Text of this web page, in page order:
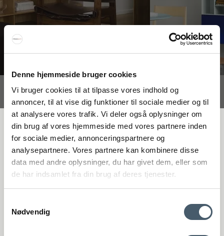
Denne hjemmeside bruger cookies
Vi bruger cookies til at tilpasse vores indhold og
annoncer, til at vise dig funktioner til sociale medier og til
at analysere vores trafik. Vi deler også oplysninger om
din brug af vores hjemmeside med vores partnere inden
for sociale medier, annonceringspartnere og
analysepartnere. Vores partnere kan kombinere disse
data med andre oplysninger, du har givet dem, eller som
de har indsamlet fra din brug af deres tjenester.
Nødvendig
Interiør A/S
Løsning
Højmarksvej 34
DK-8723 Løsning
(Google Maps)
Ry
Kyhnsvej 6
(Google Maps)
Viborg
FÅ 20 % RABATT
Få 20 % rabatt genom att prenumerera på vårt nyhetsbrev. *Din rabatt
kan inte användas på redan nedsatta varor eller produkter från
Rocket.